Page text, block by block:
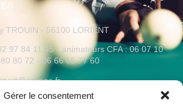
Gérer le consentement
TROUIN - 56100 LORIENT
97 84 11 45 - animateurs CFA : 06 07 10
80 72 - 06 66 65 77 60